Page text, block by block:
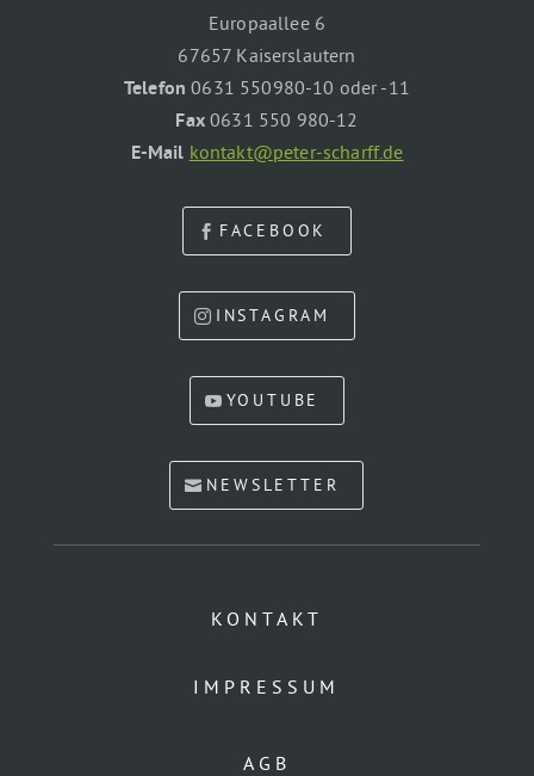
Europaallee 6
67657 Kaiserslautern
Telefon 0631 550980-10 oder -11
Fax0631 550 980-12
E-Mail kontakt@peter-scharff.de
FACEBOOK
INSTAGRAM
YOUTUBE
NEWSLETTER
KONTAKT
IMPRESSUM
AGB